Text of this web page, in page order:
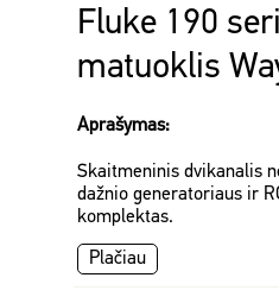
Fluke 190
matuoklis
Aprašymas:
Skaitmeninis dvikanalis
dažnio generatoriaus ir
komplektas.
Plačiau